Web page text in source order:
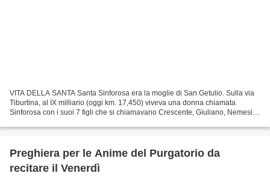
VITA DELLA SANTA Santa Sinforosa era la moglie di San Getulio. Sulla via
Tiburtina, al IX milliario (oggi km. 17,450) viveva una donna chiamata
Sinforosa con i suoi 7 figli che si chiamavano Crescente, Giuliano, Nemesio,
Preghiera per le Anime del Purgatorio da
recitare il Venerdì